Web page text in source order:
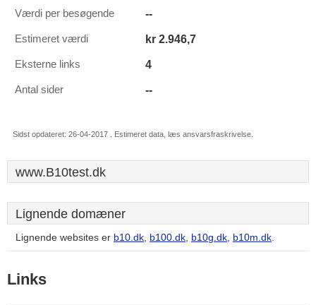
Værdi per besøgende --
Estimeret værdi kr 2.946,7
Eksterne links 4
Antal sider --
Sidst opdateret: 26-04-2017 . Estimeret data, læs ansvarsfraskrivelse.
www.B10test.dk
Lignende domæner
Lignende websites er b10.dk, b100.dk, b10g.dk, b10m.dk.
Links